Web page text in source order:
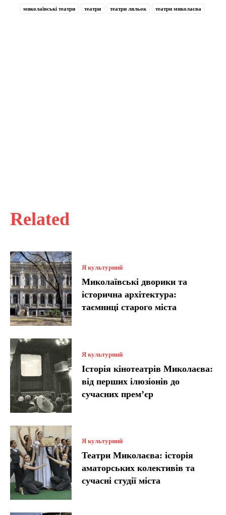
Related
Я культурний
Миколаївські дворики та
історична архітектура:
таємниці старого міста
Я культурний
Історія кінотеатрів Миколаєва:
від перших ілюзіонів до
сучасних прем’єр
Я культурний
Театри Миколаєва: історія
аматорських колективів та
сучасні студії міста
миколаївські театри театри театри ляльок театри миколаєва